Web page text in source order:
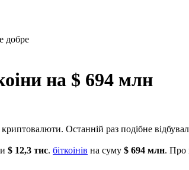
на $ 694 млн
Останній раз подібне
$ 12,3 тис. біткоінів на суму $ 694 млн. Про